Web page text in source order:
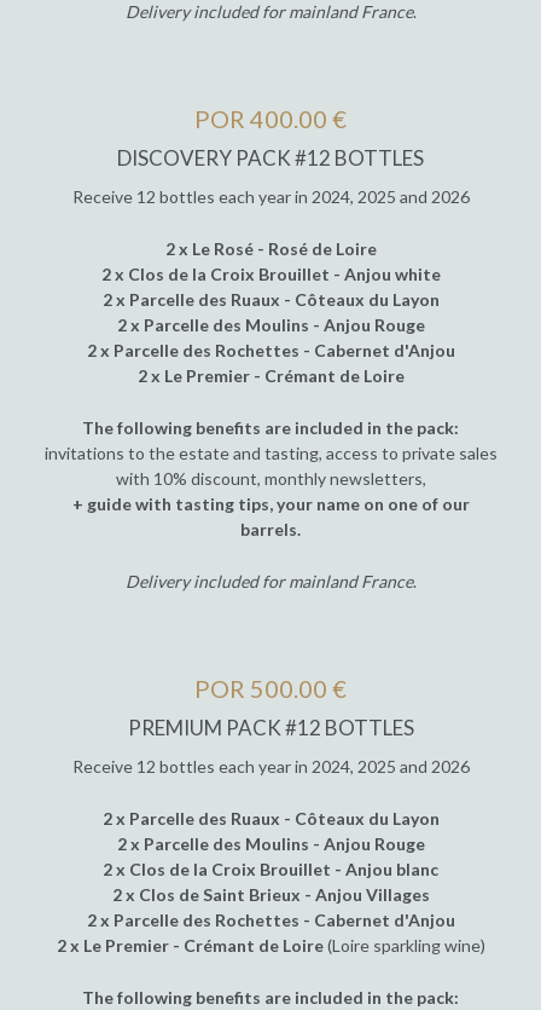
Delivery included for mainland France.
POR 400.00 €
DISCOVERY PACK #12 BOTTLES
Receive 12 bottles each year in 2024, 2025 and 2026
2 x Le Rosé - Rosé de Loire
2 x Clos de la Croix Brouillet - Anjou white
2 x Parcelle des Ruaux - Côteaux du Layon
2 x Parcelle des Moulins - Anjou Rouge
2 x Parcelle des Rochettes - Cabernet d'Anjou
2 x Le Premier - Crémant de Loire
The following benefits are included in the pack:
invitations to the estate and tasting, access to private sales
with 10% discount, monthly newsletters,
+ guide with tasting tips, your name on one of our
barrels.
Delivery included for mainland France.
POR 500.00 €
PREMIUM PACK #12 BOTTLES
Receive 12 bottles each year in 2024, 2025 and 2026
2 x Parcelle des Ruaux - Côteaux du Layon
2 x Parcelle des Moulins - Anjou Rouge
2 x Clos de la Croix Brouillet - Anjou blanc
2 x Clos de Saint Brieux - Anjou Villages
2 x Parcelle des Rochettes - Cabernet d'Anjou
2 x Le Premier - Crémant de Loire(Loire sparkling wine)
The following benefits are included in the pack: